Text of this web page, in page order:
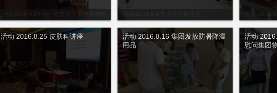
会议
活动 2016.8.25 皮肤科讲座
活动 2016.8.16 集团发放防暑降温
用品
活动
慰问集团